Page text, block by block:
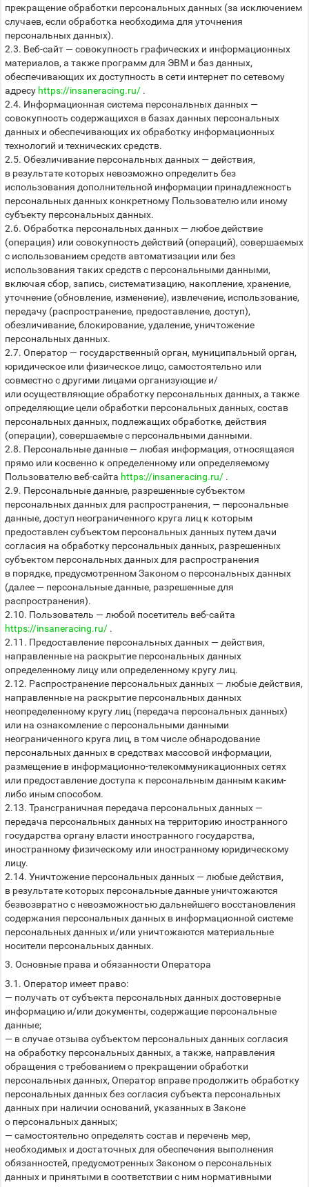
прекращение обработки персональных данных (за исключением
случаев, если обработка необходима для уточнения
персональных данных).
2.3. Веб-сайт — совокупность графических и информационных
материалов, а также программ для ЭВМ и баз данных,
обеспечивающих их доступность в сети интернет по сетевому
адресу https://insaneracing.ru/ .
2.4. Информационная система персональных данных —
совокупность содержащихся в базах данных персональных
данных и обеспечивающих их обработку информационных
технологий и технических средств.
2.5. Обезличивание персональных данных — действия,
в результате которых невозможно определить без
использования дополнительной информации принадлежность
персональных данных конкретному Пользователю или иному
субъекту персональных данных.
2.6. Обработка персональных данных — любое действие
(операция) или совокупность действий (операций), совершаемых
с использованием средств автоматизации или без
использования таких средств с персональными данными,
включая сбор, запись, систематизацию, накопление, хранение,
уточнение (обновление, изменение), извлечение, использование,
передачу (распространение, предоставление, доступ),
обезличивание, блокирование, удаление, уничтожение
персональных данных.
2.7. Оператор — государственный орган, муниципальный орган,
юридическое или физическое лицо, самостоятельно или
совместно с другими лицами организующие и/
или осуществляющие обработку персональных данных, а также
определяющие цели обработки персональных данных, состав
персональных данных, подлежащих обработке, действия
(операции), совершаемые с персональными данными.
2.8. Персональные данные — любая информация, относящаяся
прямо или косвенно к определенному или определяемому
Пользователю веб-сайта https://insaneracing.ru/ .
2.9. Персональные данные, разрешенные субъектом
персональных данных для распространения, — персональные
данные, доступ неограниченного круга лиц к которым
предоставлен субъектом персональных данных путем дачи
согласия на обработку персональных данных, разрешенных
субъектом персональных данных для распространения
в порядке, предусмотренном Законом о персональных данных
(далее — персональные данные, разрешенные для
распространения).
2.10. Пользователь — любой посетитель веб-сайта
https://insaneracing.ru/ .
2.11. Предоставление персональных данных — действия,
направленные на раскрытие персональных данных
определенному лицу или определенному кругу лиц.
2.12. Распространение персональных данных — любые действия,
направленные на раскрытие персональных данных
неопределенному кругу лиц (передача персональных данных)
или на ознакомление с персональными данными
неограниченного круга лиц, в том числе обнародование
персональных данных в средствах массовой информации,
размещение в информационно-телекоммуникационных сетях
или предоставление доступа к персональным данным каким-
либо иным способом.
2.13. Трансграничная передача персональных данных —
передача персональных данных на территорию иностранного
государства органу власти иностранного государства,
иностранному физическому или иностранному юридическому
лицу.
2.14. Уничтожение персональных данных — любые действия,
в результате которых персональные данные уничтожаются
безвозвратно с невозможностью дальнейшего восстановления
содержания персональных данных в информационной системе
персональных данных и/или уничтожаются материальные
носители персональных данных.
3. Основные права и обязанности Оператора
3.1. Оператор имеет право:
— получать от субъекта персональных данных достоверные
информацию и/или документы, содержащие персональные
данные;
— в случае отзыва субъектом персональных данных согласия
на обработку персональных данных, а также, направления
обращения с требованием о прекращении обработки
персональных данных, Оператор вправе продолжить обработку
персональных данных без согласия субъекта персональных
данных при наличии оснований, указанных в Законе
о персональных данных;
— самостоятельно определять состав и перечень мер,
необходимых и достаточных для обеспечения выполнения
обязанностей, предусмотренных Законом о персональных
данных и принятыми в соответствии с ним нормативными